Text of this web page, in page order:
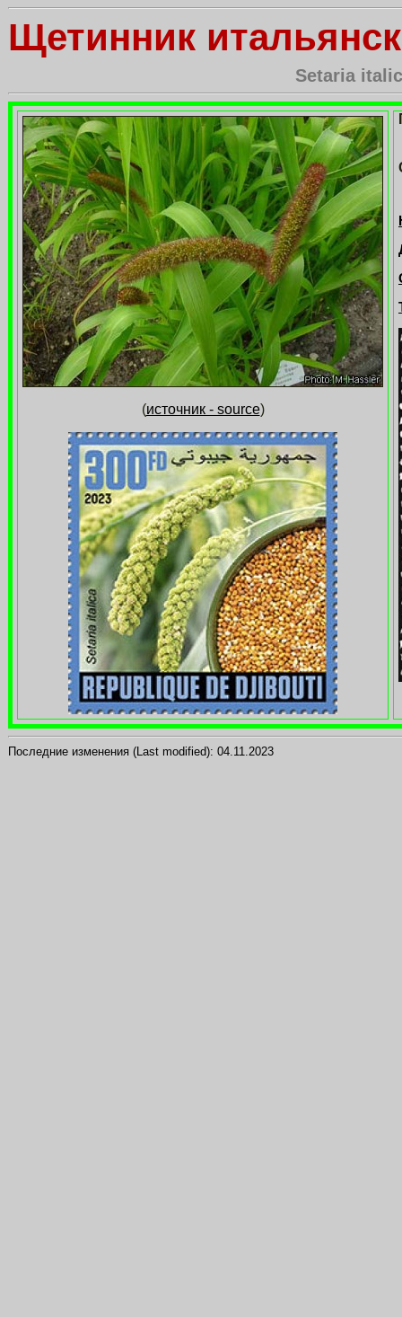
Щетинник
Setaria
(источник - source)
Последние изменения (Last modified): 04.11.2023